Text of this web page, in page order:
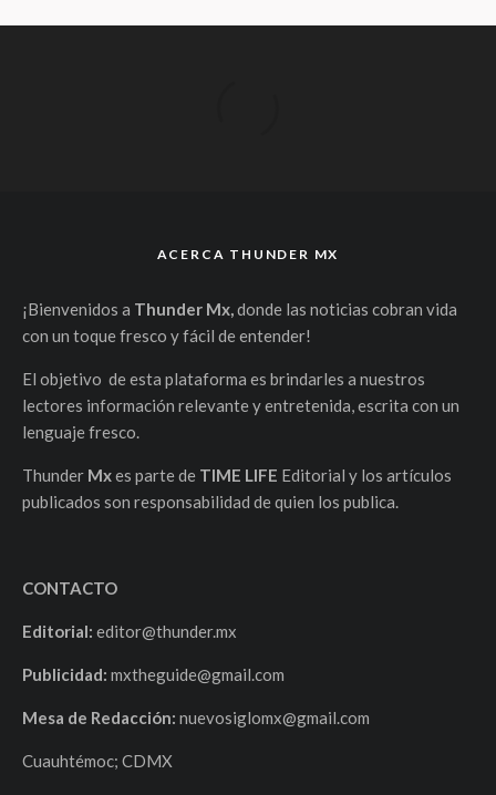
ACERCA THUNDER MX
¡Bienvenidos a Thunder Mx,donde las noticias cobran vida
con un toque fresco y fácil de entender!
El objetivo de esta plataforma es brindarles a nuestros
lectores información relevante y entretenida, escrita con un
lenguaje fresco.
Thunder Mxes parte de TIME LIFE Editorial y los artículos
publicados son responsabilidad de quien los publica.
CONTACTO
Editorial: editor@thunder.mx
Publicidad: mxtheguide@gmail.com
Mesa de Redacción: nuevosiglomx@gmail.com
Cuauhtémoc; CDMX